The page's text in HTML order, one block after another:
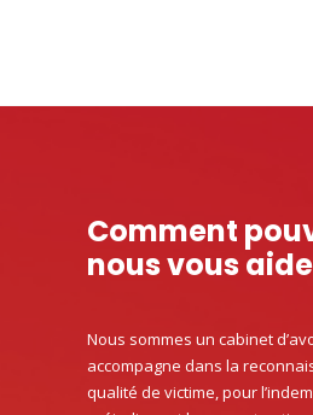
Comment
nous vous
Nous sommes un cabinet
accompagne dans la
qualité de victime, pour